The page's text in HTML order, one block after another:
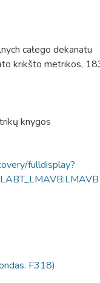
całego dekanatu
krikšto metrikos,
knygos
fulldisplay?
F318)